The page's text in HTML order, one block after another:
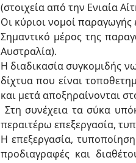
(στοιχεία από την Ενιαία
Οι κύριοι νομοί παραγωγής
Σημαντικό μέρος της
Αυστραλία).
Η διαδικασία συγκομιδής
δίχτυα που είναι
και μετά αποξηραίνονται
Στη συνέχεια τα σύκα
περαιτέρω επεξεργασία,
Η επεξεργασία,
προδιαγραφές και